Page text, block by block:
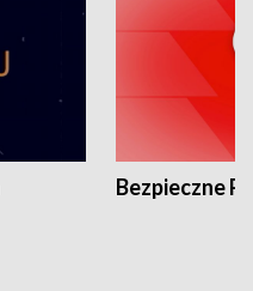
Bezpieczne